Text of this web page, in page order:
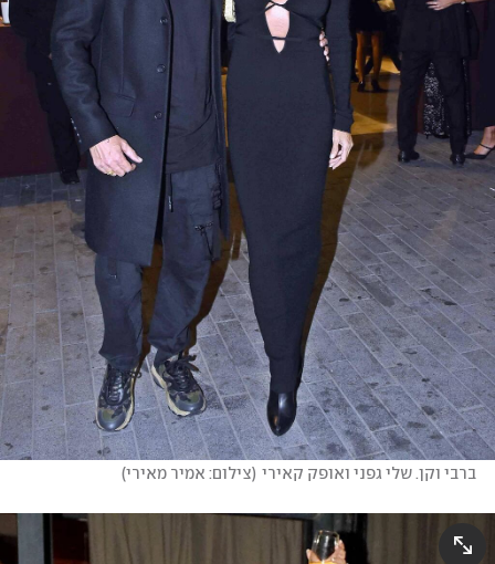
ברבי וקן. שלי גפני ואופק קאירי (צילום: אמיר מאירי)